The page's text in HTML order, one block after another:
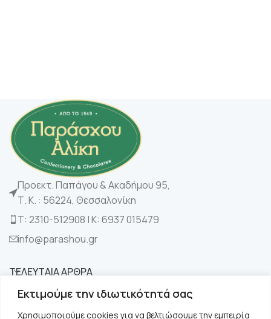
Εκτιμούμε την ιδιωτικότητά σας
Χρησιμοποιούμε cookies για να βελτιώσουμε την εμπειρία
Προεκτ. Παπάγου & Ακαδήμου 95,
Τ. Κ. : 56224, Θεσσαλονίκη
Τ: 2310-512908 | K: 6937 015479
info@parashou.gr
ΤΕΛΕΥΤΑΙΑ ΑΡΘΡΑ
ΚΑΤΗΓΟΡΙΕΣ